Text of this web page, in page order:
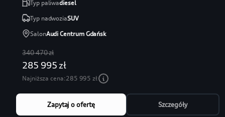
Typ paliwadiesel
Typ nadwoziaSUV
SalonAudi Centrum Gdańsk
340 470 zł
285 995 zł
Najniższa cena:285 995 zł
Zapytaj o ofertę Szczegóły